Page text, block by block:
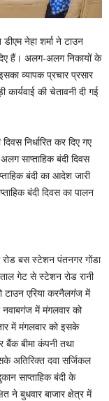
नेहा शर्मा ने टाउन
दिए हैं। अलग-अलग निकायों के
व्यापक प्रचार प्रसार
की चेतावनी दी गई
निर्धारित कर दिए गए
साप्ताहिक बंदी दिवस
बंदी का आदेश जारी
बंदी दिवस का पालन
रोड बस स्टेशन पंतनगर गोंडा
गेट से स्टेशन रोड रानी
टाउन एरिया करनैलगंज में
नवाबगंज में मंगलवार को
में मंगलवार को इसके
बैंक बीमा कंपनी तथा
अतिरिक्त दवा सर्जिकल
साप्ताहिक बंदी के
ने बुधवार बाजार क्षेत्र में